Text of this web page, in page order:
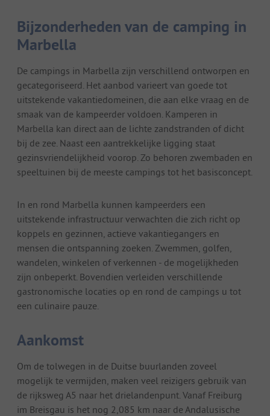
Bijzonderheden van de camping in
Marbella
De campings in Marbella zijn verschillend ontworpen en
gecategoriseerd. Het aanbod varieert van goede tot
uitstekende vakantiedomeinen, die aan elke vraag en de
smaak van de kampeerder voldoen. Kamperen in
Marbella kan direct aan de lichte zandstranden of dicht
bij de zee. Naast een aantrekkelijke ligging staat
gezinsvriendelijkheid voorop. Zo behoren zwembaden en
speeltuinen bij de meeste campings tot het basisconcept.
In en rond Marbella kunnen kampeerders een
uitstekende infrastructuur verwachten die zich richt op
koppels en gezinnen, actieve vakantiegangers en
mensen die ontspanning zoeken. Zwemmen, golfen,
wandelen, winkelen of verkennen - de mogelijkheden
zijn onbeperkt. Bovendien verleiden verschillende
gastronomische locaties op en rond de campings u tot
een culinaire pauze.
Aankomst
Om de tolwegen in de Duitse buurlanden zoveel
mogelijk te vermijden, maken veel reizigers gebruik van
de rijksweg A5 naar het drielandenpunt. Vanaf Freiburg
im Breisgau is het nog 2,085 km naar de Andalusische